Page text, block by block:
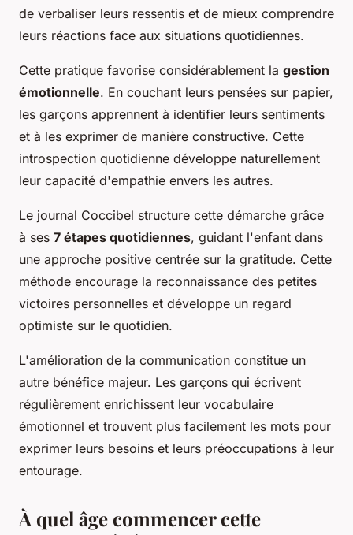
de verbaliser leurs ressentis et de mieux comprendre
leurs réactions face aux situations quotidiennes.
Cette pratique favorise considérablement la gestion
émotionnelle. En couchant leurs pensées sur papier,
les garçons apprennent à identifier leurs sentiments
et à les exprimer de manière constructive. Cette
introspection quotidienne développe naturellement
leur capacité d'empathie envers les autres.
Le journal Coccibel structure cette démarche grâce
à ses 7 étapes quotidiennes, guidant l'enfant dans
une approche positive centrée sur la gratitude. Cette
méthode encourage la reconnaissance des petites
victoires personnelles et développe un regard
optimiste sur le quotidien.
L'amélioration de la communication constitue un
autre bénéfice majeur. Les garçons qui écrivent
régulièrement enrichissent leur vocabulaire
émotionnel et trouvent plus facilement les mots pour
exprimer leurs besoins et leurs préoccupations à leur
entourage.
À quel âge commencer cette